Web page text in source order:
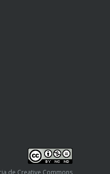
de Creative Commons